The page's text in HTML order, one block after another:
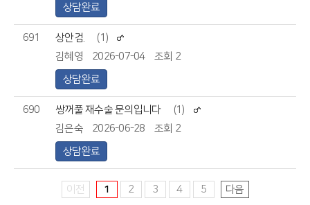
상담완료
691 상안검.
(1)
김혜영
2026-07-04
조회 2
상담완료
690 쌍꺼풀 재수술 문의입니다
(1)
김은숙
2026-06-28
조회 2
상담완료
이전 1 2 3 4 5 다음